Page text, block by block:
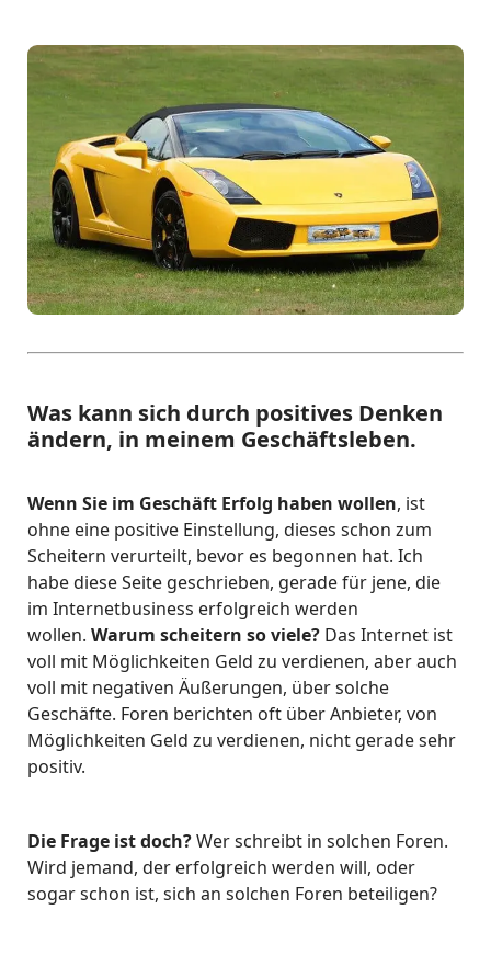
Was kann sich durch positives Denken
ändern, in meinem Geschäftsleben.
Wenn Sie im Geschäft Erfolg haben wollen, ist
ohne eine positive Einstellung, dieses schon zum
Scheitern verurteilt, bevor es begonnen hat. Ich
habe diese Seite geschrieben, gerade für jene, die
im Internetbusiness erfolgreich werden
wollen. Warum scheitern so viele? Das Internet ist
voll mit Möglichkeiten Geld zu verdienen, aber auch
voll mit negativen Äußerungen, über solche
Geschäfte. Foren berichten oft über Anbieter, von
Möglichkeiten Geld zu verdienen, nicht gerade sehr
positiv.
Die Frage ist doch?Wer schreibt in solchen Foren.
Wird jemand, der erfolgreich werden will, oder
sogar schon ist, sich an solchen Foren beteiligen?